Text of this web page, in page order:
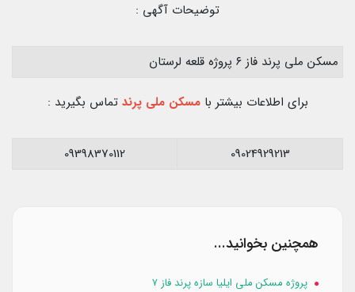
توضیحات آگهی :
مسکن ملی پرند فاز ۶ پروژه قلعه لرستان
برای اطلاعات بیشتر بامسکن ملی پرند تماس بگیرید :
09024929213
09398370112
همچنین بخوانید...
پروژه مسکن ملی ایلیا سازه پرند فاز ۷